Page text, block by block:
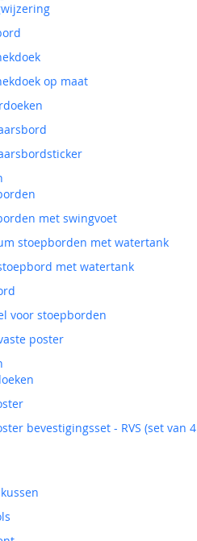
op maat
met swingvoet
stoepborden met watertank
met watertank
voor stoepborden
poster
bevestigingsset - RVS (set van 4